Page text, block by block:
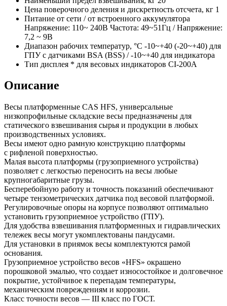
Цена поверочного деления и дискретность отсчета, кг 1
Питание от сети / от встроенного аккумулятора
Напряжение: 110~ 240В Частота: 49~51Гц / Напряжение:
7,2 ~ 9В
Диапазон рабочих температур, °C -10~+40 (-20~+40) для
ГПУ с датчиками BSA (BSS) / -10~+40 для индикатора
Тип дисплея * для весовых индикаторов CI-200A
Описание
Весы платформенные CAS HFS, универсальные
низкопрофильные складские весы предназначены для
статического взвешивания сырья и продукции в любых
производственных условиях.
Весы имеют одно рамную конструкцию платформы
с рифленой поверхностью.
Малая высота платформы (грузоприемного устройства)
позволяет с легкостью переносить на весы любые
крупногабаритные грузы.
Бесперебойную работу и точность показаний обеспечивают
четыре тензометрических датчика под весовой платформой.
Регулировочные опоры на корпусе позволяют оптимально
установить грузоприемное устройство (ГПУ).
Для удобства взвешивания платформенных и гидравлических
тележек весы могут укомплектованы пандусами.
Для установки в приямок весы комплектуются рамой
основания.
Грузоприемное устройство весов «HFS» окрашено
порошковой эмалью, что создает износостойкое и долговечное
покрытие, устойчивое к перепадам температуры,
механическим повреждениям и коррозии.
Класс точности весов — III класс по ГОСТ.